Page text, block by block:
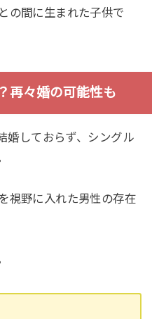
の間に生まれた子供で
再々婚の可能性も
婚しておらず、シングル
視野に入れた男性の存在